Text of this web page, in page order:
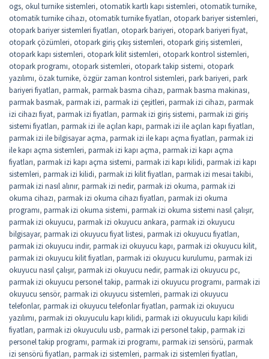
ogs, okul turnike sistemleri, otomatik kartlı kapı sistemleri, otomatik turnike,
otomatik turnike cihazı, otomatik turnike fiyatları, otopark bariyer sistemleri,
otopark bariyer sistemleri fiyatları, otopark bariyeri, otopark bariyeri fiyat,
otopark çözümleri, otopark giriş çıkış sistemleri, otopark giriş sistemleri,
otopark kapı sistemleri, otopark kilit sistemleri, otopark kontrol sistemleri,
otopark programı, otopark sistemleri, otopark takip sistemi, otopark
yazılımı, özak turnike, özgür zaman kontrol sistemleri, park bariyeri, park
bariyeri fiyatları, parmak, parmak basma cihazı, parmak basma makinası,
parmak basmak, parmak izi, parmak izi çeşitleri, parmak izi cihazı, parmak
izi cihazı fiyat, parmak izi fiyatları, parmak izi giriş sistemi, parmak izi giriş
sistemi fiyatları, parmak izi ile açılan kapı, parmak izi ile açılan kapı fiyatları,
parmak izi ile bilgisayar açma, parmak izi ile kapı açma fiyatları, parmak izi
ile kapı açma sistemleri, parmak izi kapı açma, parmak izi kapı açma
fiyatları, parmak izi kapı açma sistemi, parmak izi kapı kilidi, parmak izi kapı
sistemleri, parmak izi kilidi, parmak izi kilit fiyatları, parmak izi mesai takibi,
parmak izi nasıl alınır, parmak izi nedir, parmak izi okuma, parmak izi
okuma cihazı, parmak izi okuma cihazı fiyatları, parmak izi okuma
programı, parmak izi okuma sistemi, parmak izi okuma sistemi nasıl çalışır,
parmak izi okuyucu, parmak izi okuyucu ankara, parmak izi okuyucu
bilgisayar, parmak izi okuyucu fiyat listesi, parmak izi okuyucu fiyatları,
parmak izi okuyucu indir, parmak izi okuyucu kapı, parmak izi okuyucu kilit,
parmak izi okuyucu kilit fiyatları, parmak izi okuyucu kurulumu, parmak izi
okuyucu nasıl çalışır, parmak izi okuyucu nedir, parmak izi okuyucu pc,
parmak izi okuyucu personel takip, parmak izi okuyucu programı, parmak izi
okuyucu sensör, parmak izi okuyucu sistemleri, parmak izi okuyucu
telefonlar, parmak izi okuyucu telefonlar fiyatları, parmak izi okuyucu
yazılımı, parmak izi okuyuculu kapı kilidi, parmak izi okuyuculu kapı kilidi
fiyatları, parmak izi okuyuculu usb, parmak izi personel takip, parmak izi
personel takip programı, parmak izi programı, parmak izi sensörü, parmak
izi sensörü fiyatları, parmak izi sistemleri, parmak izi sistemleri fiyatları,